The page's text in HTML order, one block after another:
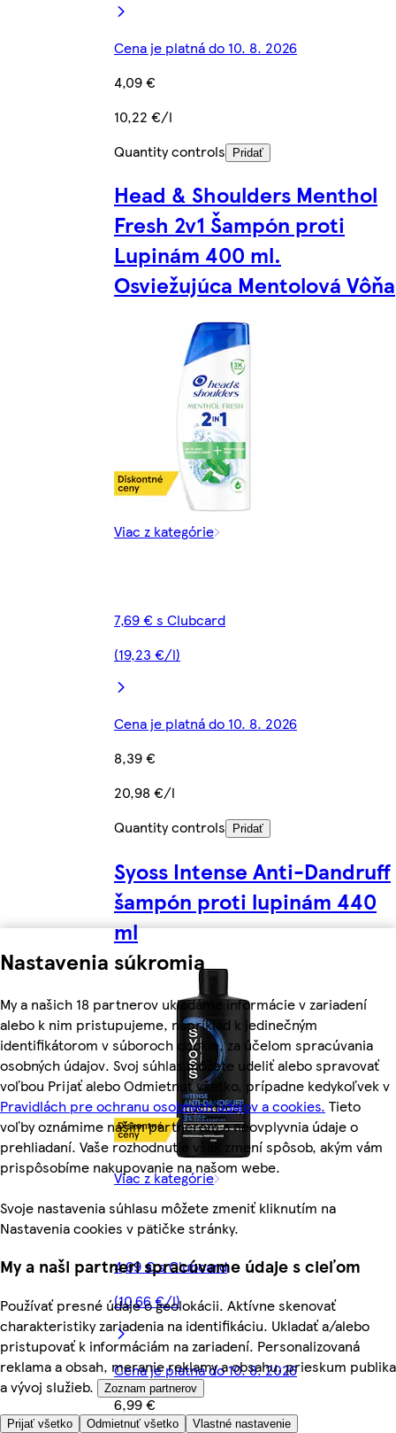
Nastavenia súkromia
My a našich 18 partnerov ukladáme informácie v zariadení
alebo k nim pristupujeme, napríklad k jedinečným
identifikátorom v súboroch cookie, za účelom spracúvania
osobných údajov. Svoj súhlas môžete udeliť alebo spravovať
voľbou Prijať alebo Odmietnuť všetko, prípadne kedykoľvek v
Pravidlách pre ochranu osobných údajov a cookies. Tieto
voľby oznámime našim partnerom a neovplyvnia údaje o
prehliadaní. Vaše rozhodnutie však zmení spôsob, akým vám
prispôsobíme nakupovanie na našom webe.
Svoje nastavenia súhlasu môžete zmeniť kliknutím na
Nastavenia cookies v pätičke stránky.
My a naši partneri spracúvame údaje s cieľom
Používať presné údaje o geolokácii. Aktívne skenovať
charakteristiky zariadenia na identifikáciu. Ukladať a/alebo
pristupovať k informáciám na zariadení. Personalizovaná
reklama a obsah, meranie reklamy a obsahu, prieskum publika
a vývoj služieb.
Zoznam partnerov
Prijať všetko Odmietnuť všetko Vlastné nastavenie
Cena je platná do 10. 8. 2026
4,09 €
10,22 €/l
Quantity controls
Pridať
Head & Shoulders Menthol
Fresh 2v1 Šampón proti
Lupinám 400 ml.
Osviežujúca Mentolová Vôňa
Viac z kategórie
7,69 € s Clubcard
(19,23 €/l)
Cena je platná do 10. 8. 2026
8,39 €
20,98 €/l
Quantity controls
Pridať
Syoss Intense Anti-Dandruff
šampón proti lupinám 440
ml
Viac z kategórie
4,69 € s Clubcard
(10,66 €/l)
Cena je platná do 10. 8. 2026
6,99 €